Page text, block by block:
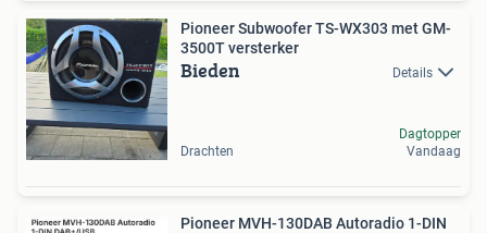
Pioneer Subwoofer TS-WX303 met GM-
3500T versterker
Bieden Details
Drachten
Dagtopper
Vandaag
Pioneer MVH-130DAB Autoradio 1-DIN